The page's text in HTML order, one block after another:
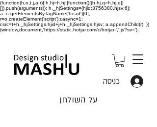
(function(h,o,t,j,a,r){ h.hj=h.hj||function(){(h.hj.q=h.hj.q||
[]).push(arguments)}; h._hjSettings={hjid:3756380,hjsv:6};
a=o.getElementsByTagName('head')[0];
r=o.createElement('script');r.async=1;
r.src=t+h._hjSettings.hjid+j+h._hjSettings.hjsv; a.appendChild(r); })
(window,document,'https://static.hotjar.com/c/hotjar-','.js?sv=');
כניסה
על השולחן